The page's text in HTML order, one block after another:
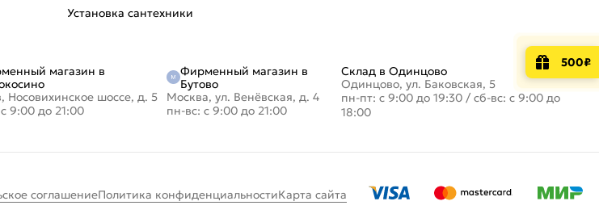
Установка сантехники
магазин в
Носовихинское шоссе, д. 5
9:00 до 21:00
Фирменный магазин в
Бутово
Москва, ул. Венёвская, д. 4
пн-вс: с 9:00 до 21:00
Склад в Одинцово
Одинцово, ул. Баковская, 5
пн-пт: с 9:00 до 19:30 /сб-вс: с 9:00 до
18:00
соглашениеПолитика конфиденциальностиКарта сайта
500₽